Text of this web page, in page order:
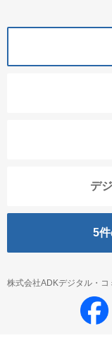
デ
5
株式会社ADKデジタル・